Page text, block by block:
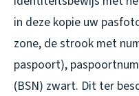
in deze kopie uw
zone, de strook met
paspoort),
(BSN) zwart. Dit ter